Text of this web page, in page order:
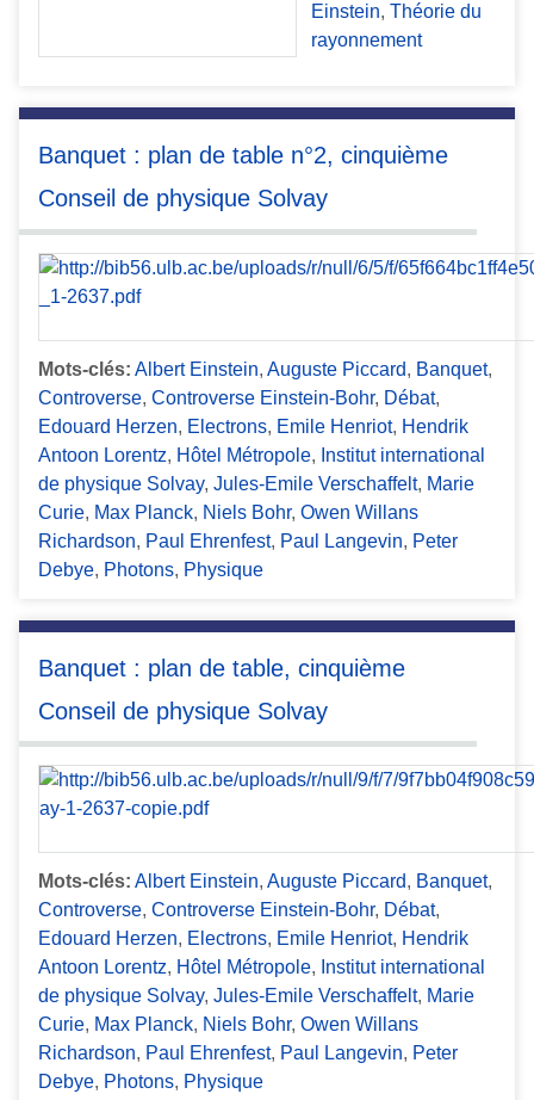
Einstein, Théorie du
rayonnement
Banquet : plan de table n°2, cinquième
Conseil de physique Solvay
Mots-clés: Albert Einstein, Auguste Piccard, Banquet,
Controverse, Controverse Einstein-Bohr, Débat,
Edouard Herzen, Electrons, Emile Henriot, Hendrik
Antoon Lorentz, Hôtel Métropole, Institut international
de physique Solvay, Jules-Emile Verschaffelt, Marie
Curie, Max Planck, Niels Bohr, Owen Willans
Richardson, Paul Ehrenfest, Paul Langevin, Peter
Debye, Photons, Physique
Banquet : plan de table, cinquième
Conseil de physique Solvay
Mots-clés: Albert Einstein, Auguste Piccard, Banquet,
Controverse, Controverse Einstein-Bohr, Débat,
Edouard Herzen, Electrons, Emile Henriot, Hendrik
Antoon Lorentz, Hôtel Métropole, Institut international
de physique Solvay, Jules-Emile Verschaffelt, Marie
Curie, Max Planck, Niels Bohr, Owen Willans
Richardson, Paul Ehrenfest, Paul Langevin, Peter
Debye, Photons, Physique